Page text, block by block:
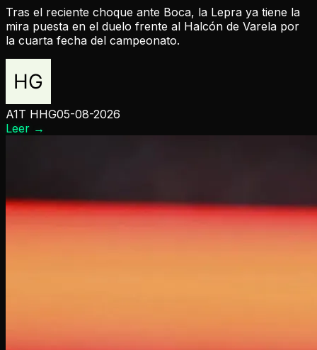
Tras el reciente choque ante Boca, la Lepra ya tiene la
mira puesta en el duelo frente al Halcón de Varela por
la cuarta fecha del campeonato.
A1T HHG05-08-2026
Leer →